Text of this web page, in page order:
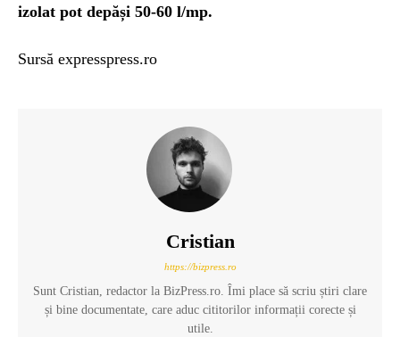
izolat pot depăși 50-60 l/mp.
Sursă expresspress.ro
Cristian
https://bizpress.ro
Sunt Cristian, redactor la BizPress.ro. Îmi place să scriu știri clare
și bine documentate, care aduc cititorilor informații corecte și
utile.